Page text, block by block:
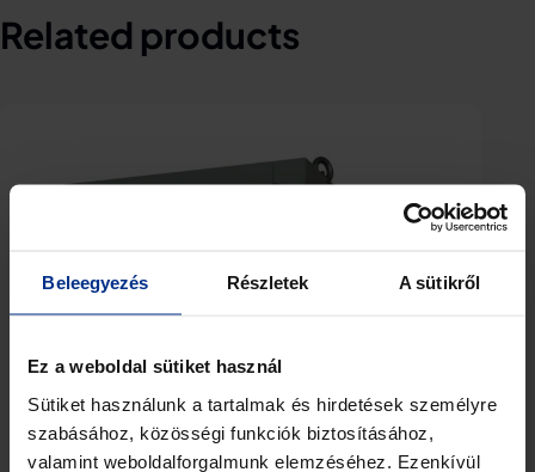
Beleegyezés Részletek A sütikről
Ez a weboldal sütiket használ
Sütiket használunk a tartalmak és hirdetések személyre
szabásához, közösségi funkciók biztosításához,
valamint weboldalforgalmunk elemzéséhez. Ezenkívül
Related products